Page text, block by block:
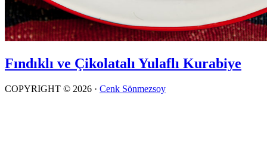
Fındıklı ve Çikolatalı Yulaflı Kurabiye
COPYRIGHT © 2026 · Cenk Sönmezsoy